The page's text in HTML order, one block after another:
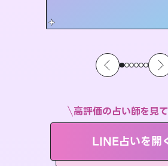
高評価の占い師を見
LINE占いを開